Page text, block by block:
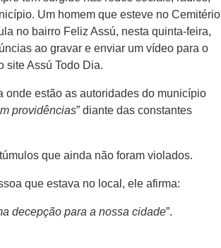
Um homem que esteve no Cemitério
no bairro Feliz Assú, nesta quinta-feira,
ao gravar e enviar um vídeo para o
site Assú Todo Dia.
onde estão as autoridades do município
providências” diante das constantes
que ainda não foram violados.
que estava no local, ele afirma:
decepção para a nossa cidade”.